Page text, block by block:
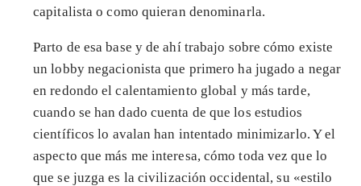
capitalista o como quieran denominarla.
Parto de esa base y de ahí trabajo sobre cómo existe
un lobby negacionista que primero ha jugado a negar
en redondo el calentamiento global y más tarde,
cuando se han dado cuenta de que los estudios
científicos lo avalan han intentado minimizarlo. Y el
aspecto que más me interesa, cómo toda vez que lo
que se juzga es la civilización occidental, su «estilo